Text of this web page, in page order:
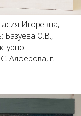
Игоревна,
Базуева О.В.,
Алфёрова, г.